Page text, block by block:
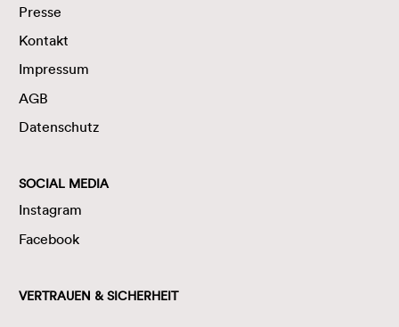
Presse
Kontakt
Impressum
AGB
Datenschutz
SOCIAL MEDIA
Instagram
Facebook
VERTRAUEN & SICHERHEIT